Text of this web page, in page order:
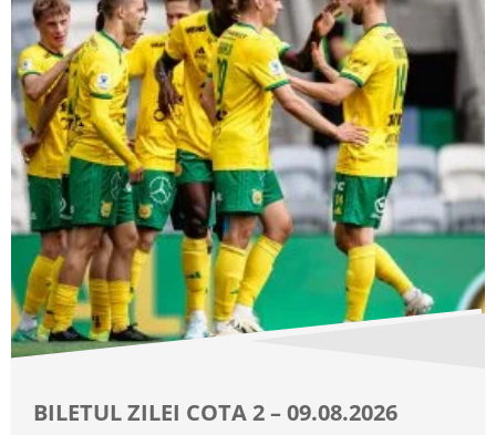
BILETUL ZILEI COTA 2 – 09.08.2026